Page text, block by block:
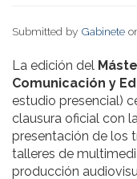
Submitted by Gabinete
La edición del
Comunicación y
estudio presencial)
clausura oficial con
presentación de los
talleres de
producción